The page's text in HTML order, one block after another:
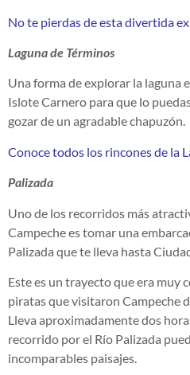
No te pierdas de esta divertida
Laguna de Términos
Una forma de explorar la laguna
Islote Carnero para que lo
gozar de un agradable chapuzón.
Conoce todos los rincones de la
Palizada
Uno de los recorridos más
Campeche es tomar una
Palizada que te lleva hasta
Este es un trayecto que era muy
piratas que visitaron Campeche
Lleva aproximadamente dos
recorrido por el Río Palizada
incomparables paisajes.